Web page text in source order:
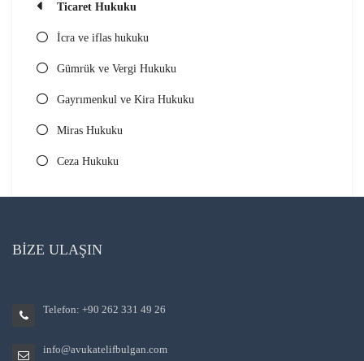
Ticaret Hukuku
İcra ve iflas hukuku
Gümrük ve Vergi Hukuku
Gayrımenkul ve Kira Hukuku
Miras Hukuku
Ceza Hukuku
BİZE ULAŞIN
Telefon: +90 262 331 49 26
info@avukatelifbulgan.com